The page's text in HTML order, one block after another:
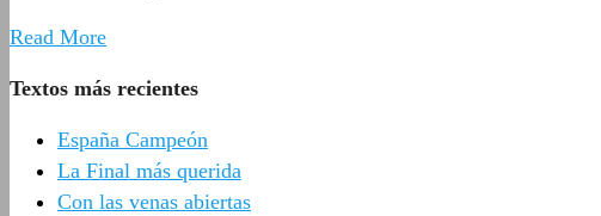
Read More
Textos más recientes
España Campeón
La Final más querida
Con las venas abiertas